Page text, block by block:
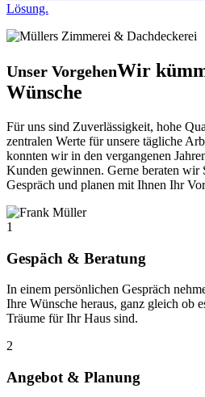
Lösung.
Unser VorgehenWir
Wünsche
Für uns sind Zuverlässigkeit, hohe
zentralen Werte für unsere tägliche
konnten wir in den vergangenen
Kunden gewinnen. Gerne beraten wir
Gespräch und planen mit Ihnen Ihr
1
Gespäch & Beratung
In einem persönlichen Gespräch
Ihre Wünsche heraus, ganz gleich ob
Träume für Ihr Haus sind.
2
Angebot & Planung